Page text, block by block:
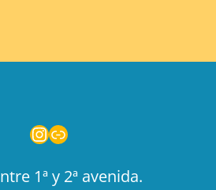
Instagram
Enlace
1ª y 2ª avenida.